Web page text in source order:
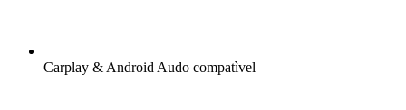
Carplay & Android Audo compatìvel